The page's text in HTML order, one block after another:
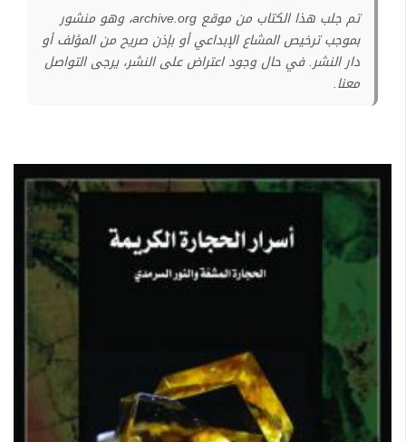
تم جلب هذا الكتاب من موقع archive.org، وهو منشور
بموجب ترخيص المشاع الإبداعي أو بإذن صريح من المؤلف أو
دار النشر. في حال وجود اعتراض على النشر، يرجى التواصل
معنا.